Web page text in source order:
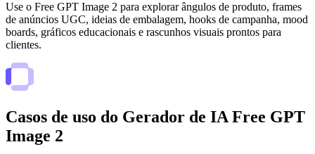
Use o Free GPT Image 2 para explorar ângulos de produto, frames
de anúncios UGC, ideias de embalagem, hooks de campanha, mood
boards, gráficos educacionais e rascunhos visuais prontos para
clientes.
Casos de uso do Gerador de IA Free GPT
Image 2